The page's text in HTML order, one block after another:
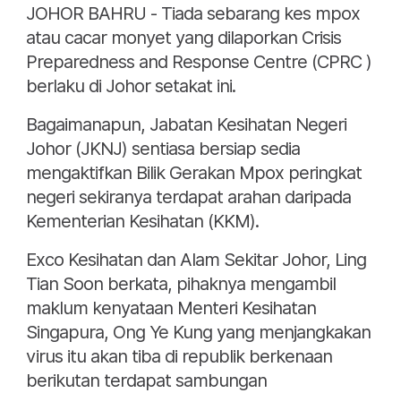
JOHOR BAHRU - Tiada sebarang kes mpox
atau cacar monyet yang dilaporkan Crisis
Preparedness and Response Centre (CPRC )
berlaku di Johor setakat ini.
Bagaimanapun, Jabatan Kesihatan Negeri
Johor (JKNJ) sentiasa bersiap sedia
mengaktifkan Bilik Gerakan Mpox peringkat
negeri sekiranya terdapat arahan daripada
Kementerian Kesihatan (KKM).
Exco Kesihatan dan Alam Sekitar Johor, Ling
Tian Soon berkata, pihaknya mengambil
maklum kenyataan Menteri Kesihatan
Singapura, Ong Ye Kung yang menjangkakan
virus itu akan tiba di republik berkenaan
berikutan terdapat sambungan